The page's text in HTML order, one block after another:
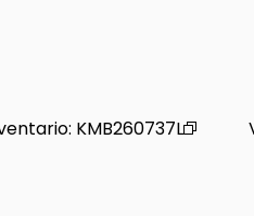
: KMB260737L